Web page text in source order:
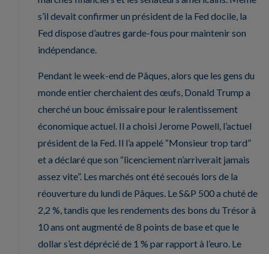
s’il devait confirmer un président de la Fed docile, la
Fed dispose d’autres garde-fous pour maintenir son
indépendance.
Pendant le week-end de Pâques, alors que les gens du
monde entier cherchaient des œufs, Donald Trump a
cherché un bouc émissaire pour le ralentissement
économique actuel. Il a choisi Jerome Powell, l’actuel
président de la Fed. Il l’a appelé “Monsieur trop tard”
et a déclaré que son “licenciement n’arriverait jamais
assez vite”. Les marchés ont été secoués lors de la
réouverture du lundi de Pâques. Le S&P 500 a chuté de
2,2 %, tandis que les rendements des bons du Trésor à
10 ans ont augmenté de 8 points de base et que le
dollar s’est déprécié de 1 % par rapport à l’euro. Le